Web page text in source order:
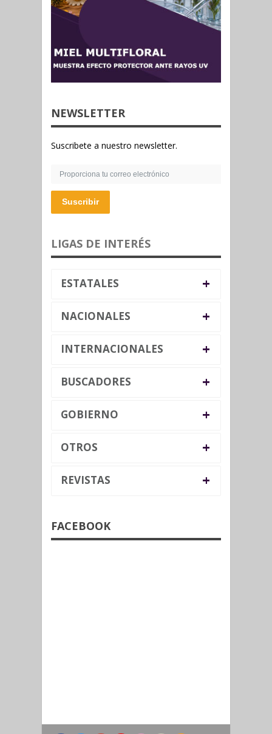
NEWSLETTER
Suscribete a nuestro newsletter.
Suscribir
LIGAS DE INTERÉS
ESTATALES +
NACIONALES +
INTERNACIONALES +
BUSCADORES +
GOBIERNO +
OTROS +
REVISTAS +
FACEBOOK